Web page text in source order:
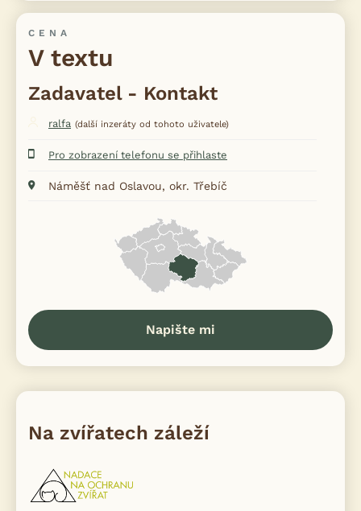
CENA
V textu
Zadavatel - Kontakt
ralfa (další inzeráty od tohoto uživatele)
Pro zobrazení telefonu se přihlaste
Náměšť nad Oslavou, okr. Třebíč
Napište mi
Na zvířatech záleží